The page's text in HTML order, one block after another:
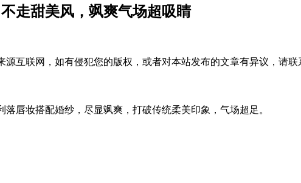
走甜美风，飒爽气场超吸睛
源互联网，如有侵犯您的版权，或者对本站发布的文章有异议，请
唇妆搭配婚纱，尽显飒爽，打破传统柔美印象，气场超足。